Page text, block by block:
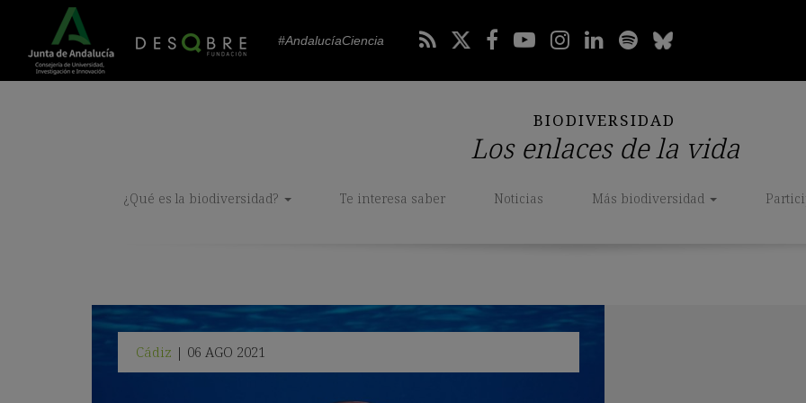
#AndalucíaCiencia
BIODIVERSIDAD
Los enlaces de la vida
¿Qué es la biodiversidad? Te interesa saber Noticias Más biodiversidad
Cádiz | 06 AGO 2021